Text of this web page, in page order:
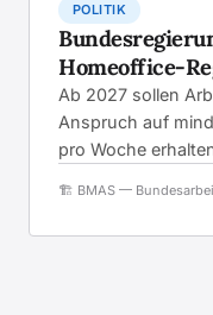
POLITIK
Homeoffice-
Ab 2027 sollen
Anspruch auf
pro Woche
🏗️ BMAS —